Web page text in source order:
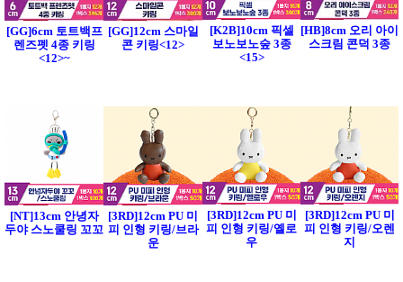
[GG]6cm 토트백프
렌즈펫 4종 키링
<12>~
[GG]12cm 스마일
콘 키링<12>
[K2B]10cm 픽셀
보노보노숲 3종
<15>
[HB]8cm 오리 아이
스크림 콘덕 3종
[NT]13cm 안녕자
두야 스노쿨링 꼬꼬
[3RD]12cm PU 미
피 인형 키링/브라
운
[3RD]12cm PU 미
피 인형 키링/옐로
우
[3RD]12cm PU 미
피 인형 키링/오렌
지